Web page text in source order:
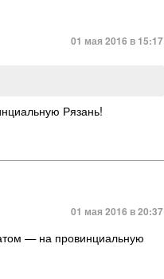
01 мая 2016 в 15:17
Рязань!
01 мая 2016 в 20:37
— на провинциальную